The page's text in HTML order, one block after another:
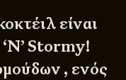
είναι
Stormy!
, ενός